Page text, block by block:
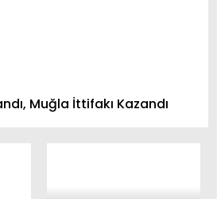
Muğla İttifakı Kazandı